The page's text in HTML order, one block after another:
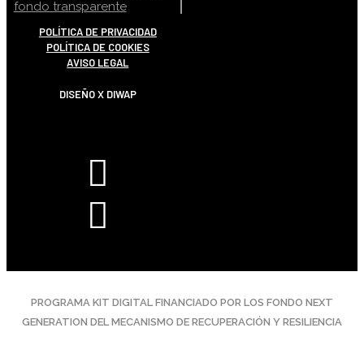
POLÍTICA DE PRIVACIDAD
POLÍTICA DE COOKIES
AVISO LEGAL
DISEÑO X DIWAP
PROGRAMA KIT DIGITAL FINANCIADO POR LOS FONDO NEXT
GENERATION DEL MECANISMO DE RECUPERACIÓN Y RESILIENCIA